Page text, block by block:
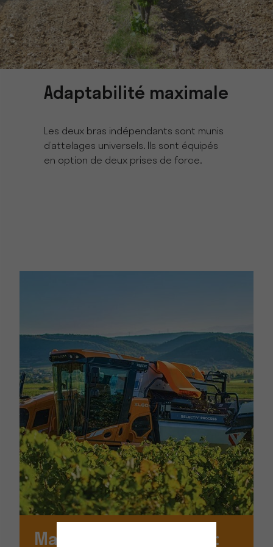
Adaptabilité maximale
Les deux bras indépendants sont munis
d’attelages universels. Ils sont équipés
en option de deux prises de force.
Machine à vendanger :